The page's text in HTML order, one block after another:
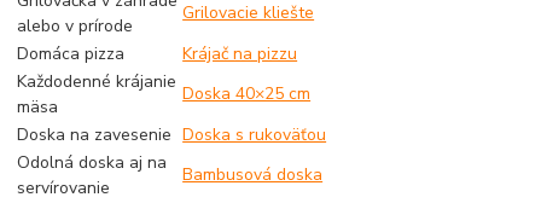
alebo v prírode
Grilovacie kliešte
Domáca pizza
Krájač na pizzu
Každodenné krájanie
mäsa
Doska 40×25 cm
Doska na zavesenie Doska s rukoväťou
Odolná doska aj na
servírovanie
Bambusová doska